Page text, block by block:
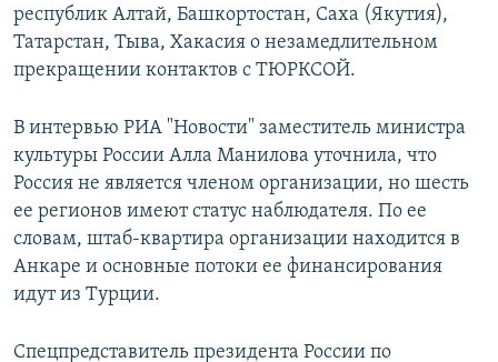
республик Алтай, Башкортостан, Саха (Якутия),
Татарстан, Тыва, Хакасия о незамедлительном
прекращении контактов с ТЮРКСОЙ.
В интервью РИА "Новости" заместитель министра
культуры России Алла Манилова уточнила, что
Россия не является членом организации, но шесть
ее регионов имеют статус наблюдателя. По ее
словам, штаб-квартира организации находится в
Анкаре и основные потоки ее финансирования
идут из Турции.
Спецпредставитель президента России по